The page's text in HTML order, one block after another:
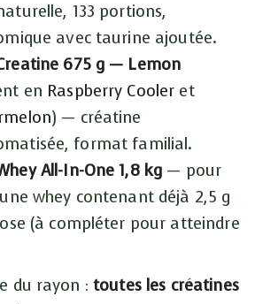
133 portions,
avec taurine ajoutée.
675 g — Lemon
en Raspberry Cooler et
) — créatine
format familial.
All-In-One 1,8 kg — pour
whey contenant déjà 2,5 g
(à compléter pour atteindre
du rayon :toutes les créatines